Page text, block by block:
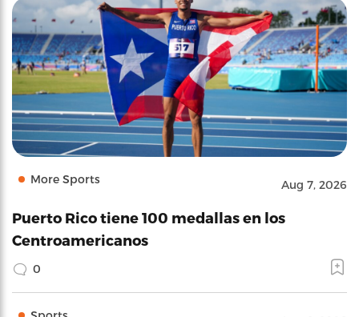
More Sports Aug 7, 2026
Puerto Rico tiene 100 medallas en los
Centroamericanos
0